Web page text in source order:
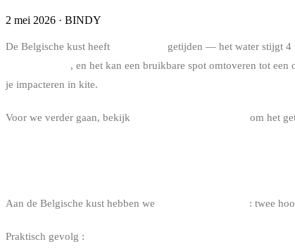
2 mei 2026 · BINDY
De Belgische kust heeft getijden — het water stijgt 4
, en het kan een bruikbare spot omtoveren tot
je impacteren in kite.
Voor we verder gaan, bekijk om het
Aan de Belgische kust hebben we : twee
Praktisch gevolg :